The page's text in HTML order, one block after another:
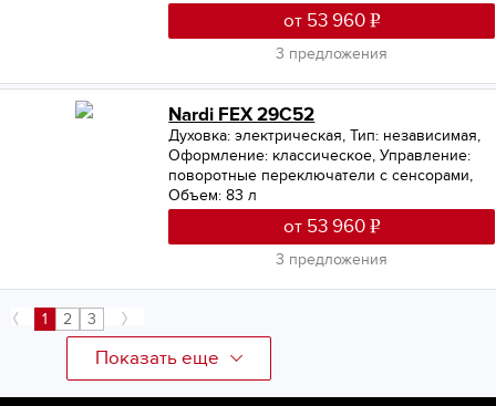
от 53 960
3 предложения
Nardi FEX 29C52
Духовка: электрическая,Тип: независимая,
Оформление: классическое,Управление:
поворотные переключатели с сенсорами,
Объем: 83 л
от 53 960
3 предложения
1 2 3
Показать еще